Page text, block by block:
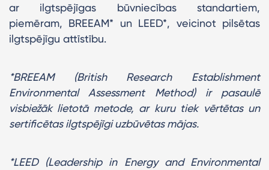
ar ilgtspējīgas būvniecības standartiem,
piemēram, BREEAM* un LEED*, veicinot pilsētas
ilgtspējīgu attīstību.
*BREEAM (British Research Establishment
Environmental Assessment Method) ir pasaulē
visbiežāk lietotā metode, ar kuru tiek vērtētas un
sertificētas ilgtspējīgi uzbūvētas mājas.
*LEED (Leadership in Energy and Environmental